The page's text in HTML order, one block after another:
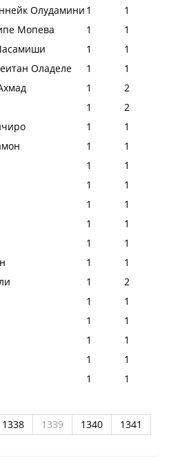
Олудамини 1
1
Мопева
1
1
1
1
Оладеле
1
1
1
2
1
2
1
1
1
1
1
1
1
1
1
1
1
1
1
1
1
1
1
2
1
1
1
1
1
1
1
1
1 1
1338 1339 1340
1341